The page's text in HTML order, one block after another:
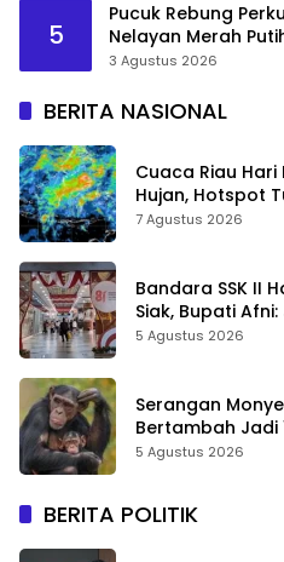
5
Pucuk Rebung
Nelayan Merah
3 Agustus 2026
BERITA NASIONAL
Cuaca Riau
Hujan, Hotspot
7 Agustus 2026
Bandara SSK II
Siak, Bupati
Sejarah Riau
5 Agustus 2026
Serangan
Bertambah Jadi
Video
5 Agustus 2026
BERITA POLITIK